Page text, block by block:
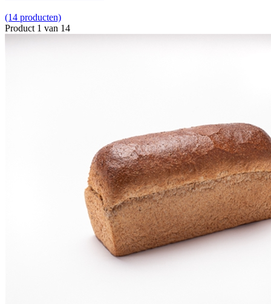
(14 producten)
Product 1 van 14